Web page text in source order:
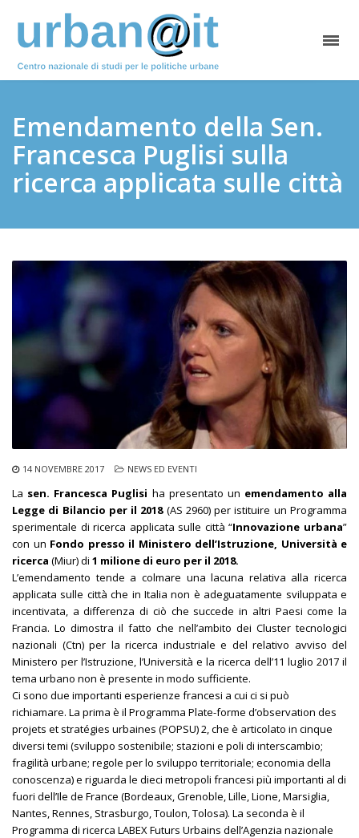
Emendamento della Sen.
Francesca Puglisi sulla
ricerca applicata sulle città
14 NOVEMBRE 2017 NEWS ED EVENTI
La sen. Francesca Puglisi ha presentato un emendamento alla
Legge di Bilancio per il 2018(AS 2960) per istituire un Programma
sperimentale di ricerca applicata sulle città “Innovazione urbana”
con un Fondo presso il Ministero dell’Istruzione, Università e
ricerca (Miur) di 1 milione di euro per il 2018.
L’emendamento tende a colmare una lacuna relativa alla ricerca
applicata sulle città che in Italia non è adeguatamente sviluppata e
incentivata, a differenza di ciò che succede in altri Paesi come la
Francia. Lo dimostra il fatto che nell’ambito dei Cluster tecnologici
nazionali (Ctn) per la ricerca industriale e del relativo avviso del
Ministero per l’Istruzione, l’Università e la ricerca dell’11 luglio 2017 il
tema urbano non è presente in modo sufficiente.
Ci sono due importanti esperienze francesi a cui ci si può
richiamare. La prima è il Programma Plate-forme d’observation des
projets et stratégies urbaines (POPSU) 2, che è articolato in cinque
diversi temi (sviluppo sostenibile; stazioni e poli di interscambio;
fragilità urbane; regole per lo sviluppo territoriale; economia della
conoscenza) e riguarda le dieci metropoli francesi più importanti al di
fuori dell’Ile de France (Bordeaux, Grenoble, Lille, Lione, Marsiglia,
Nantes, Rennes, Strasburgo, Toulon, Tolosa). La seconda è il
Programma di ricerca LABEX Futurs Urbains dell’Agenzia nazionale